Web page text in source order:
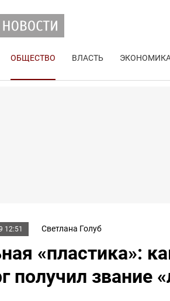
ОБЩЕСТВО ВЛАСТЬ
12:51 Светлана Голуб
«пластика»:
получил звание